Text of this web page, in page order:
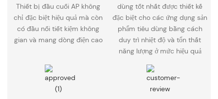
Thiết bị đầu cuối AP không
chỉ đặc biệt hiệu quả mà còn
có đầu nối tiết kiệm không
gian và mang dòng điện cao
dùng tốt nhất được thiết kế
đặc biệt cho các ứng dụng sản
phẩm tiêu dùng bằng cách
duy trì nhiệt độ và tổn thất
năng lượng ở mức hiệu quả